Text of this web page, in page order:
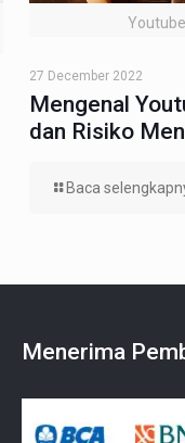
27 December 2022
Mengenal
dan Risiko
Baca
Menerima